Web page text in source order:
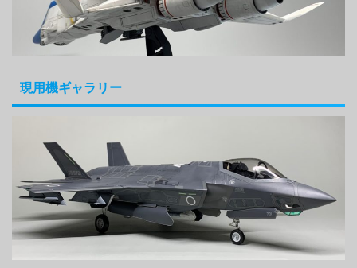
現用機ギャラリー